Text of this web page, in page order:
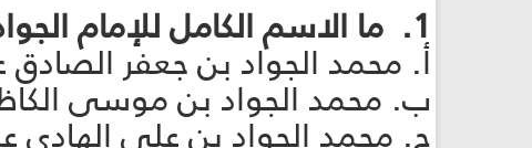
1. ما الاسم الكامل للإمام الجواد؟
أ. محمد الجواد بن جعفر الصادق
ب. محمد الجواد بن موسى
ج. محمد الجواد بن علي الهادي